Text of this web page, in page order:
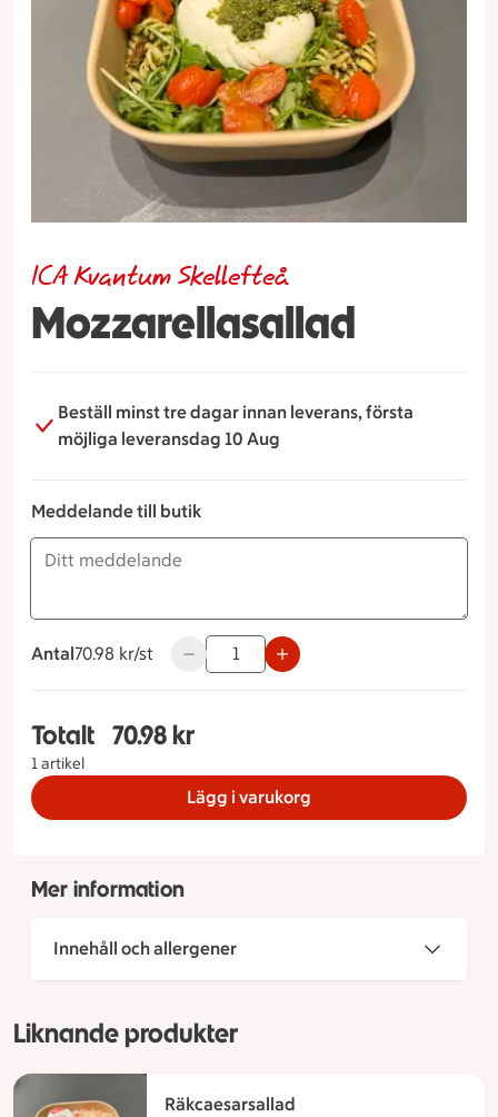
Mozzarellasallad
ICA Kvantum Skellefteå
Beställ minst tre dagar innan leverans, första
möjliga leveransdag 10 Aug
Meddelande till butik
Antal
70.98 kronor styck
70.98 kr/st Använd knapparna för att minska eller
Totalt
1 artikel
Totalt 1 stycken Mozzarellasallad, 70.98 kronor
70.98 kr
Lägg i varukorg
Mer information
Innehåll och allergener
Liknande produkter
Räkcaesarsallad